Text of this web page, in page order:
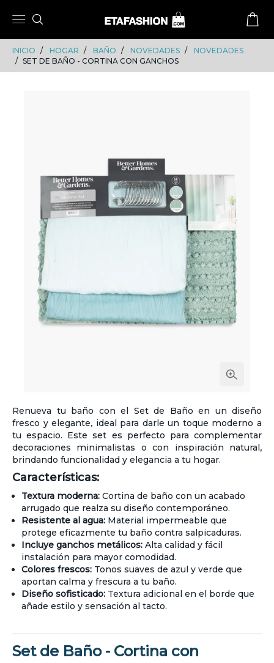
INICIO HOGAR BAÑO NOVEDADES
NOVEDADES
SET DE BAÑO - CORTINA CON GANCHOS
Renueva tu baño con el Set de Baño en un diseño
fresco y elegante, ideal para darle un toque moderno a
tu espacio. Este set es perfecto para complementar
decoraciones minimalistas o con inspiración natural,
brindando funcionalidad y elegancia a tu hogar.
Características:
Textura moderna: Cortina de baño con un acabado
arrugado que realza su diseño contemporáneo.
Resistente al agua: Material impermeable que
protege eficazmente tu baño contra salpicaduras.
Incluye ganchos metálicos: Alta calidad y fácil
instalación para mayor comodidad.
Colores frescos: Tonos suaves de azul y verde que
aportan calma y frescura a tu baño.
Diseño sofisticado: Textura adicional en el borde que
añade estilo y sensación al tacto.
Set de Baño - Cortina con